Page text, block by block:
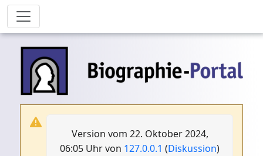
Version vom 22. Oktober 2024,
06:05 Uhr von 127.0.0.1 (Diskussion)